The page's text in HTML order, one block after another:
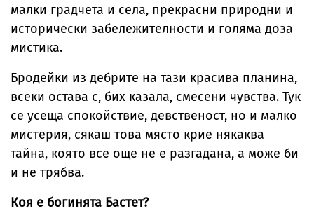
малки градчета и села, прекрасни природни и
исторически забележителности и голяма доза
мистика.
Бродейки из дебрите на тази красива планина,
всеки остава с, бих казала, смесени чувства. Тук
се усеща спокойствие, девственост, но и малко
мистерия, сякаш това място крие някаква
тайна, която все още не е разгадана, а може би
и не трябва.
Коя е богинята Бастет?